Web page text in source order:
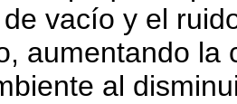
vacío y el
aumentando la
al